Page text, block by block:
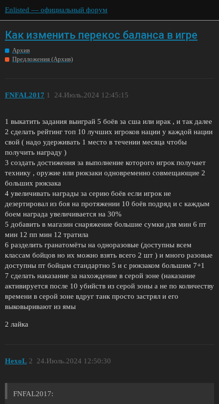
Enlisted — официальный форум
Как изменить перекос баланса в игре
Архив
Предложения (Архив)
FNFAL2017 24.Июль.2024 12:45:15
1
1 выкатить задания выиграй 5 боёв за сша или ирак , и так далее
2 сделать рейтинг топ 10 лучших игроков нации у каждой нации
свой ( надо удерживать 1 место в течении месяца чтобы
получить награду )
3 создать достижения за выполнение которого игрок получает
технику , оружие или рюкзаки одновременно совмещающие 2
больших рюкзака
4 увеличивать награды за серию боёв если игрок не
дезертировал из боя на протяжении 10 боёв подряд и с каждым
боем награда увеличивается на 30%
5 добавить в магазин снаряжение большие сумки для мин 6 пт
мин 12 пп мин 12 тратила
6 разделить гранатомёты на одноразовые (доступны всем
классам бойцов но их можно взять всего 2 шт ) и много разовые
доступны пт бойцам стандартно 5 и с рюкзаком большим 7+1
7 сделать наказание за нахождение в серой зоне (наказание
активируется после 10 убийств из серой зоны а не по количеству
времени в серой зоне вдруг танк просто застрял и его
выковыривают из ямы
2 лайка
HexoL 24.Июль.2024 12:50:30
2
FNFAL2017: